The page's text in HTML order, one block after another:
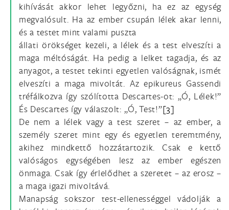
kihívását akkor lehet legyőzni, ha ez az egység
megvalósult. Ha az ember csupán lélek akar lenni,
és a testet mint valami puszta
állati örökséget kezeli, a lélek és a test elveszíti a
maga méltóságát. Ha pedig a lelket tagadja, és az
anyagot, a testet tekinti egyetlen valóságnak, ismét
elveszíti a maga mivoltát. Az epikureus Gassendi
tréfálkozva így szólította Descartes-ot: „Ó, Lélek!”
És Descartes így válaszolt: „Ó, Test!”[3]
De nem a lélek vagy a test szeret – az ember, a
személy szeret mint egy és egyetlen teremtmény,
akihez mindkettő hozzátartozik. Csak e kettő
valóságos egységében lesz az ember egészen
önmaga. Csak így érlelődhet a szeretet – az erosz –
a maga igazi mivoltává.
Manapság sokszor test-ellenességgel vádolják a